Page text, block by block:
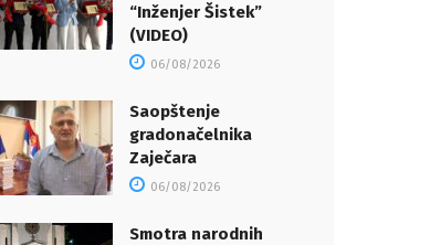
“Inženjer Šistek”
(VIDEO)
06/08/2026
Saopštenje
gradonačelnika
Zaječara
06/08/2026
Smotra narodnih